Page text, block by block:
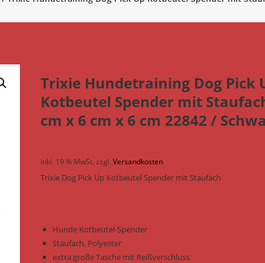
Trixie Hundetraining Dog Pick
Kotbeutel Spender mit
cm x 6 cm x 6 cm 22842 /
inkl. 19 % MwSt. zzgl.Versandkosten
Trixie Dog Pick Up Kotbeutel Spender mit Staufach
Hunde Kotbeutel-Spender
Staufach, Polyester
extra große Tasche mit Reißverschluss